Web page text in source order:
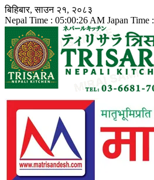
Skip
to
content
बिहिबार, साउन २१, २०८३
Nepal Time : 05:00:28 AM Japan Time :